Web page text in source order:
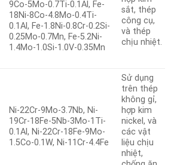
9Co-5Mo-0.7Ti-0.1Al, Fe-
18Ni-8Co-4.8Mo-0.4Ti-
0.1Al, Fe-1.8Ni-0.8Cr-0.2Si-
0.25Mo-0.7Mn, Fe-5.2Ni-
1.4Mo-1.0Si-1.0V-0.35Mn
sắt, thép
công cụ,
và thép
chịu nhiệt.
Ni-22Cr-9Mo-3.7Nb, Ni-
19Cr-18Fe-5Nb-3Mo-1Ti-
0.1Al, Ni-22Cr-18Fe-9Mo-
1.5Co-0.1W, Ni-11Cr-4.4Fe
Sử dụng
trên thép
không gỉ,
hợp kim
nickel, và
các vật
liệu chịu
nhiệt,